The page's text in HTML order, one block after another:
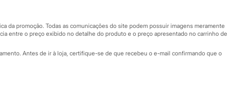
Central de ética
Eventos
da promoção. Todas as comunicações do site podem possuir imagens meramente
entre o preço exibido no detalhe do produto e o preço apresentado no carrinho de
Antes de ir à loja, certifique-se de que recebeu o e-mail confirmando que o